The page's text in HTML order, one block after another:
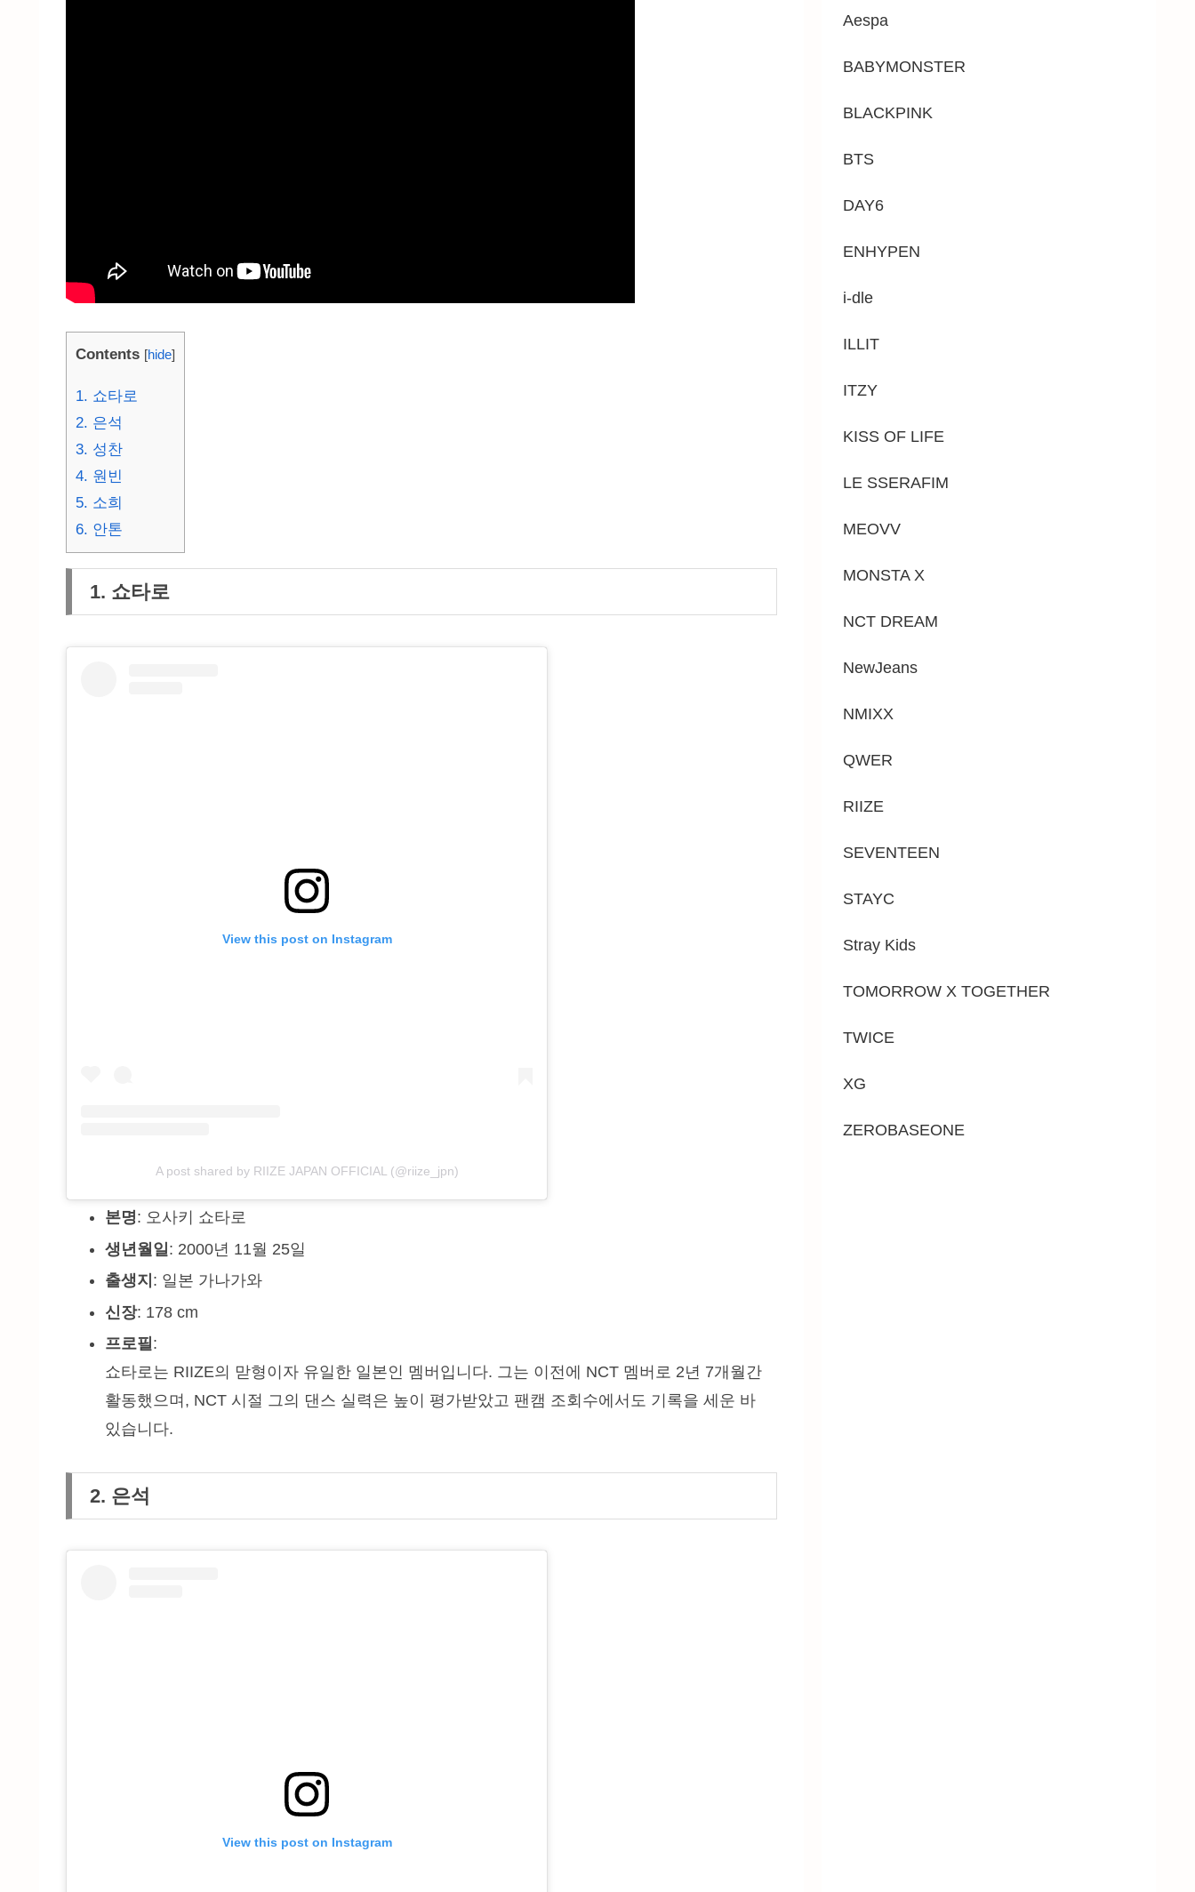
Contents [hide]
1. 쇼타로
2. 은석
3. 성찬
4. 원빈
5. 소희
6. 안톤
1. 쇼타로
View this post on Instagram
A post shared by RIIZE JAPAN OFFICIAL (@riize_jpn)
본명: 오사키 쇼타로
생년월일 : 2000년 11월 25일
출생지 : 일본 가나가와
신장: 178 cm
프로필:
쇼타로는 RIIZE의 맏형이자 유일한 일본인 멤버입니다. 그는 이전에 NCT 멤버로 2년 7개월간
활동했으며, NCT 시절 그의 댄스 실력은 높이 평가받았고 팬캠 조회수에서도 기록을 세운 바
있습니다.
2. 은석
View this post on Instagram
Aespa
BABYMONSTER
BLACKPINK
BTS
DAY6
ENHYPEN
i-dle
ILLIT
ITZY
KISS OF LIFE
LE SSERAFIM
MEOVV
MONSTA X
NCT DREAM
NewJeans
NMIXX
QWER
RIIZE
SEVENTEEN
STAYC
Stray Kids
TOMORROW X TOGETHER
TWICE
XG
ZEROBASEONE